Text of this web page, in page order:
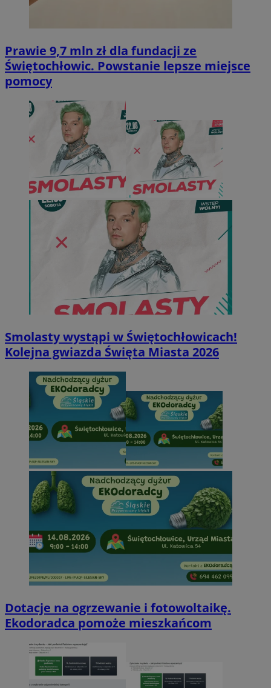
Prawie 9,7 mln zł dla fundacji ze
Świętochłowic. Powstanie lepsze miejsce
pomocy
Smolasty wystąpi w Świętochłowicach!
Kolejna gwiazda Święta Miasta 2026
Dotacje na ogrzewanie i fotowoltaikę.
Ekodoradca pomoże mieszkańcom